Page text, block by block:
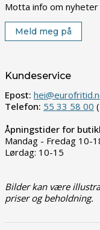
Motta info om nyheter
Meld meg på
Kundeservice
Epost:
Telefon: 55 33 58 00
Åpningstider for
Mandag - Fredag 10-
Lørdag: 10-15
Bilder kan være
priser og beholdning.